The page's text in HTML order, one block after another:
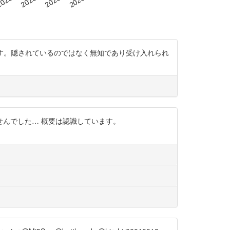
隠されているのではなく無知であり受け入れられ
でした… 概要は認識しています。